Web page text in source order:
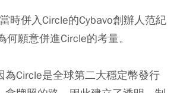
時併入Circle的Cybavo創辦人范紀
何願意併進Circle的考量。
為Circle是全球第二大穩定幣發行